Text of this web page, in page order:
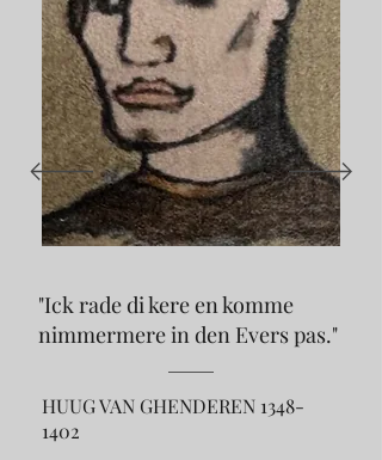
"Ick rade di kere en komme
nimmermere in den Evers pas."
HUUG VAN GHENDEREN 1348-
1402